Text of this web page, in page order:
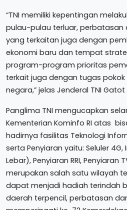
“TNI memiliki kepentingan
pulau-pulau terluar, perbatasan
yang terkaitan juga dengan
ekonomi baru dan tempat
program-program prioritas
terkait juga dengan tugas
negara,” jelas Jenderal TNI
Panglima TNI mengucapkan
Kementerian Kominfo RI atas
hadirnya fasilitas Teknologi
serta Penyiaran yaitu: Seluler
Lebar), Penyiaran RRI, Penyiaran
merupakan salah satu wilayah
dapat menjadi hadiah terindah
daerah terpencil, perbatasan